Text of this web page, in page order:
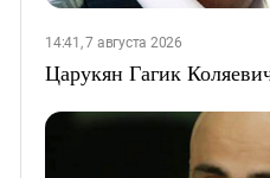
14:41, 7 августа 2026
Царукян Гагик